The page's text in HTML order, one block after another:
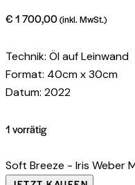
€1 700,00(inkl. MwSt.)
Technik: Öl auf Leinwand
Format: 40cm x 30cm
Datum: 2022
1 vorrätig
Soft Breeze - Iris Weber